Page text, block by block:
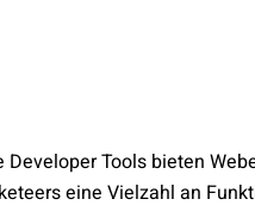
Developer Tools bieten
eine Vielzahl an